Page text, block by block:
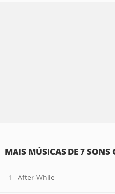
MAIS MÚSICAS DE 7 SONS
After-While